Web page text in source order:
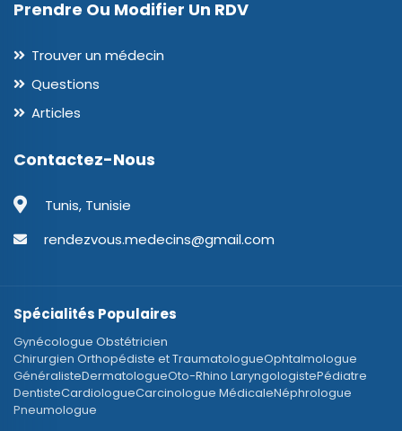
Prendre Ou Modifier Un RDV
Trouver un médecin
Questions
Articles
Contactez-Nous
Tunis, Tunisie
rendezvous.medecins@gmail.com
Spécialités Populaires
Gynécologue Obstétricien
Chirurgien Orthopédiste et TraumatologueOphtalmologue
GénéralisteDermatologueOto-Rhino LaryngologistePédiatre
DentisteCardiologueCarcinologue MédicaleNéphrologue
Pneumologue